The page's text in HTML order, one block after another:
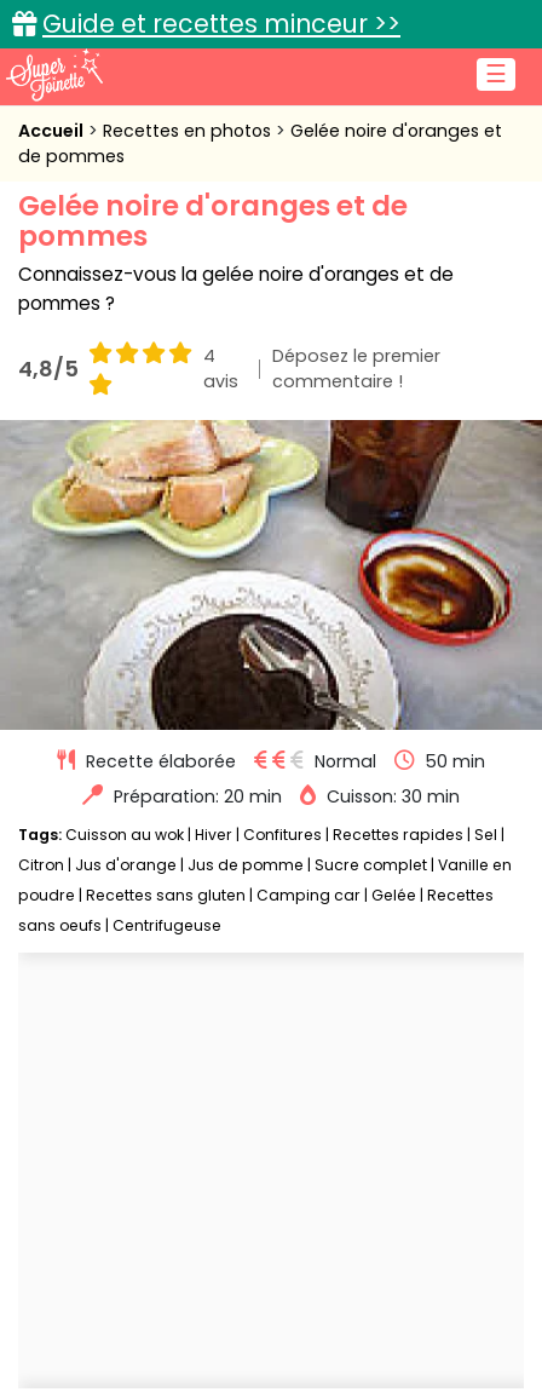
☰
Guide et recettes minceur >>
Accueil
Cuisine pratique
L'actu cuisine
Accueil Recettes en photos
Gelée noire d'oranges et
de pommes
Gelée noire d'oranges et de
pommes
Connaissez-vous la gelée noire d'oranges et de
pommes ?
4,8/5
4
avis
Déposez le premier
commentaire !
Recette élaborée Normal
50 min
Préparation: 20 min
Cuisson: 30 min
Tags:Cuisson au wok Hiver Confitures Recettes rapides Sel
Citron
Jus d'orange Jus de pomme Sucre complet Vanille en
poudre Recettes sans gluten Camping car Gelée Recettes
sans oeufs Centrifugeuse